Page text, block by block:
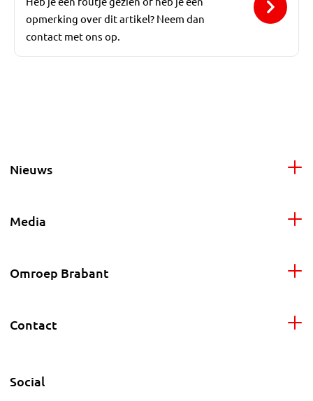
opmerking over dit artikel? Neem dan
contact met ons op.
Nieuws
Media
Omroep Brabant
Contact
Social